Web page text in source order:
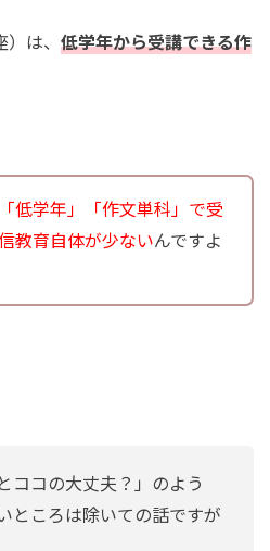
は、 低学年から受講できる作
「低学年」「作文単科」で受
教育自体が少ないんですよ
ココの大丈夫？」のよう
ところは除いての話ですが